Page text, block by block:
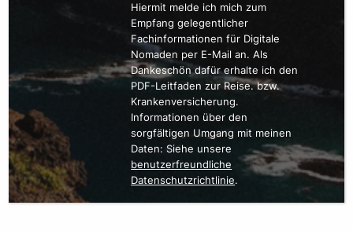
Hiermit melde ich mich zum
Empfang gelegentlicher
Fachinformationen für Digitale
Nomaden per E-Mail an. Als
Dankeschön dafür erhalte ich den
PDF-Leitfaden zur Reise. bzw.
Krankenversicherung.
Informationen über den
sorgfältigen Umgang mit meinen
Daten: Siehe unsere
benutzerfreundliche
Datenschutzrichtlinie.